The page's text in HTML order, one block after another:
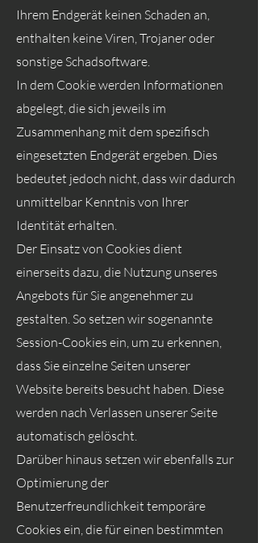
Ihrem Endgerät keinen Schaden an,
enthalten keine Viren, Trojaner oder
sonstige Schadsoftware.
In dem Cookie werden Informationen
abgelegt, die sich jeweils im
Zusammenhang mit dem spezifisch
eingesetzten Endgerät ergeben. Dies
bedeutet jedoch nicht, dass wir dadurch
unmittelbar Kenntnis von Ihrer
Identität erhalten.
Der Einsatz von Cookies dient
einerseits dazu, die Nutzung unseres
Angebots für Sie angenehmer zu
gestalten. So setzen wir sogenannte
Session-Cookies ein, um zu erkennen,
dass Sie einzelne Seiten unserer
Website bereits besucht haben. Diese
werden nach Verlassen unserer Seite
automatisch gelöscht.
Darüber hinaus setzen wir ebenfalls zur
Optimierung der
Benutzerfreundlichkeit temporäre
Cookies ein, die für einen bestimmten